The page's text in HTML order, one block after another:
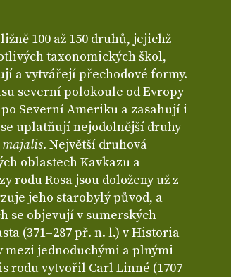
100 až 150 druhů, jejichž
taxonomických škol,
a vytvářejí přechodové formy.
severní polokoule od Evropy
Severní Ameriku a zasahují i
uplatňují nejodolnější druhy
majalis. Největší druhová
oblastech Kavkazu a
rodu Rosa jsou doloženy už z
jeho starobylý původ, a
se objevují v sumerských
(371–287 př. n. l.) v Historia
jednoduchými a plnými
rodu vytvořil Carl Linné (1707–